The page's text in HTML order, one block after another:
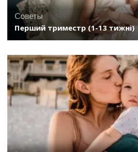
Советы
Перший триместр (1-13 тижні)